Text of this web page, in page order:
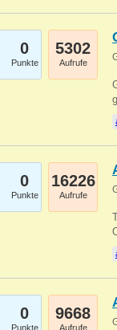
0
Punkte
5302
Aufrufe
0
Punkte
16226
Aufrufe
0
Punkte
9668
Aufrufe